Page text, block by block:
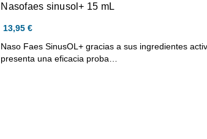
Nasofaes sinusol+ 15 mL
13,95 €
Naso Faes SinusOL+ gracias a sus ingredientes
presenta una eficacia proba…